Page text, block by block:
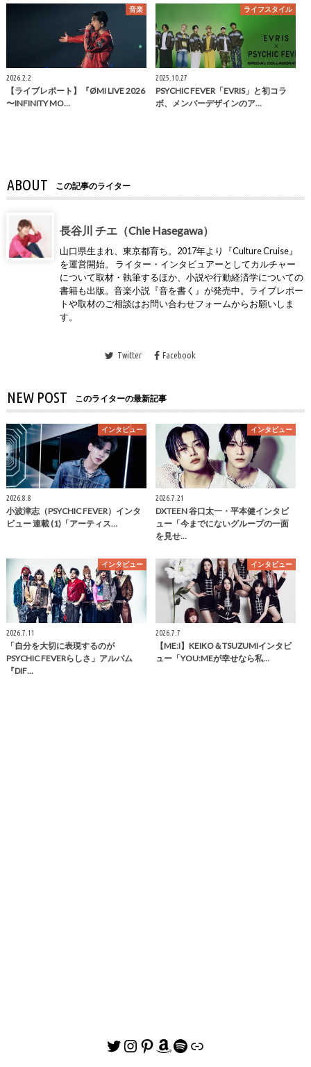
音楽
2026.2.2
【ライブレポート】『ØMI LIVE 2026
〜INFINITY MO…
ライフスタイル
2025.10.27
PSYCHIC FEVER「EVRIS」と初コラ
ボ、メンバーデザインのア…
ABOUT この記事のライター
長谷川 チエ（Chie Hasegawa）
山口県生まれ、東京都育ち。2017年より『Culture Cruise』
を運営開始。 ライター・インタビュアーとしてカルチャー
について取材・執筆するほか、小説や行動経済学についての
書籍も出版。音楽小説『音を書く』が発売中。ライブレポー
トや取材のご相談はお問い合わせフォームからお願いしま
す。
Twitter Facebook
NEW POST このライターの最新記事
インタビュー
2026.8.8
小波津志（PSYCHIC FEVER）インタ
ビュー 連載 (1)「アーティス…
インタビュー
2026.7.21
DXTEEN 谷口太一・平本健インタビ
ュー「今までにないグループの一面
を見せ…
インタビュー
2026.7.11
「自分を大切に表現するのが
PSYCHIC FEVERらしさ」アルバム
『DIF…
インタビュー
2026.7.7
【ME:I】KEIKO＆TSUZUMIインタビ
ュー「YOU:MEが幸せなら私…
Twitter
Instagram
Pinterest
Amazon
Spotify
リンク